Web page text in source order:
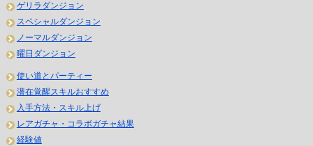
ゲリラダンジョン
スペシャルダンジョン
ノーマルダンジョン
曜日ダンジョン
使い道とパーティー
潜在覚醒スキルおすすめ
入手方法・スキル上げ
レアガチャ・コラボガチャ結果
経験値